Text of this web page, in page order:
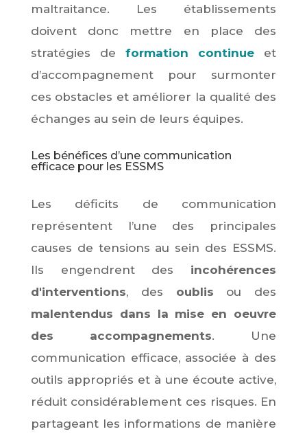
maltraitance. Les établissements
doivent donc mettre en place des
stratégies de formation continue et
d’accompagnement pour surmonter
ces obstacles et améliorer la qualité des
échanges au sein de leurs équipes.
Les bénéfices d’une communication
efficace pour les ESSMS
Les déficits de communication
représentent l’une des principales
causes de tensions au sein des ESSMS.
Ils engendrent des incohérences
d'interventions, des oublis ou des
malentendus dans la mise en oeuvre
des accompagnements. Une
communication efficace, associée à des
outils appropriés et à une écoute active,
réduit considérablement ces risques. En
partageant les informations de manière